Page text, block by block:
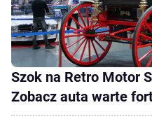
Szok na Retro Motor
Zobacz auta warte